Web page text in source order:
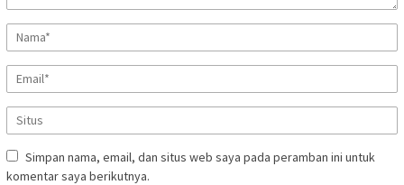
Simpan nama, email, dan situs web saya pada peramban ini untuk
komentar saya berikutnya.